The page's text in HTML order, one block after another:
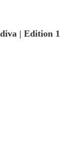
| Edition 1